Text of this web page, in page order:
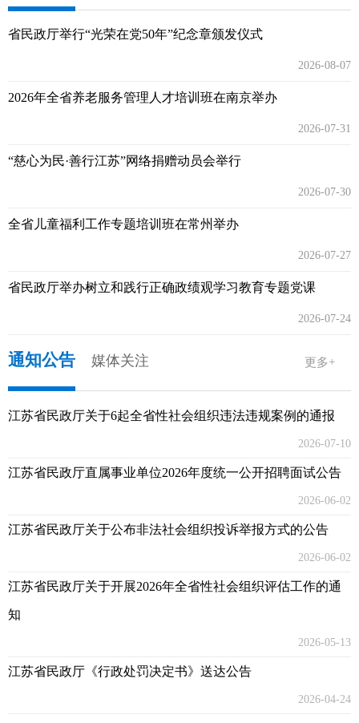
省民政厅举行“光荣在党50年”纪念章颁发仪式
2026-08-07
2026年全省养老服务管理人才培训班在南京举办
2026-07-31
“慈心为民·善行江苏”网络捐赠动员会举行
2026-07-30
全省儿童福利工作专题培训班在常州举办
2026-07-27
省民政厅举办树立和践行正确政绩观学习教育专题党课
2026-07-24
通知公告 媒体关注 更多+
江苏省民政厅关于6起全省性社会组织违法违规案例的通报
2026-07-10
江苏省民政厅直属事业单位2026年度统一公开招聘面试公告
2026-06-02
江苏省民政厅关于公布非法社会组织投诉举报方式的公告
2026-06-02
江苏省民政厅关于开展2026年全省性社会组织评估工作的通
知
2026-05-13
江苏省民政厅《行政处罚决定书》送达公告
2026-04-24